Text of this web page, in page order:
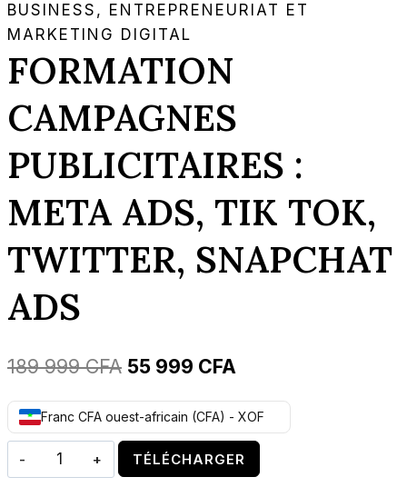
BUSINESS, ENTREPRENEURIAT ET
MARKETING DIGITAL
FORMATION
CAMPAGNES
PUBLICITAIRES :
META ADS, TIK TOK,
TWITTER, SNAPCHAT
ADS
189 999CFA Le
prix
initial
était :
55 999 CFA
prix
actuel
est :
Franc CFA ouest-africain (CFA) - XOF
quantité
de
TÉLÉCHARGER